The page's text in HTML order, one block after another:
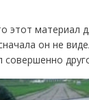
этот материал
он не